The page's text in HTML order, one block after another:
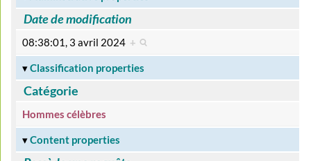
Date de modification
08:38:01, 3 avril 2024 +
Classification properties
Catégorie
Hommes célèbres
Content properties